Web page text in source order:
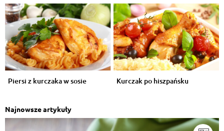
Piersi z kurczaka w sosie Kurczak po hiszpańsku
Najnowsze artykuły